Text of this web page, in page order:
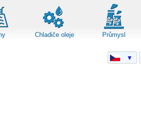
Chladiče oleje Průmysl
▼